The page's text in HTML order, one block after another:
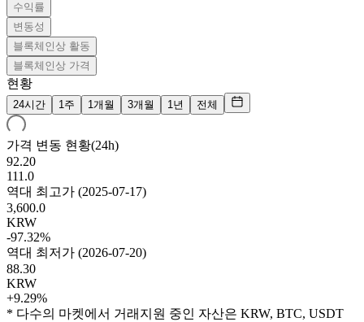
수익률
변동성
블록체인상 활동
블록체인상 가격
현황
24시간 1주 1개월 3개월 1년 전체
가격 변동 현황(24h)
92.20
111.0
역대 최고가 (2025-07-17)
3,600.0
KRW
-97.32%
역대 최저가 (2026-07-20)
88.30
KRW
+9.29%
* 다수의 마켓에서 거래지원 중인 자산은 KRW, BTC, USDT